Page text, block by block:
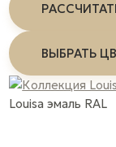
ВЫБРАТЬ
Louisa эмаль RAL